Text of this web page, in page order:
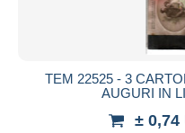
TEM 22525 - 3
AUGURI IN
± 0,74